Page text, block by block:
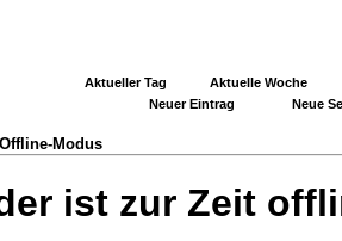
Aktueller Tag
Aktuelle Woche
Neuer Eintrag
Neue
Modus
ist zur Zeit